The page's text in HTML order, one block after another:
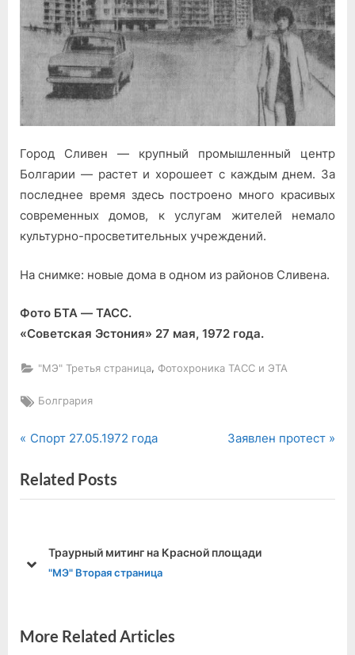
Город Сливен — крупный промышленный центр
Болгарии — растет и хорошеет с каждым днем. За
последнее время здесь построено много красивых
современных домов, к услугам жителей немало
культурно-просветительных учреждений.
На снимке: новые дома в одном из районов Сливена.
Фото БТА — ТАСС.
«Советская Эстония» 27 мая, 1972 года.
"МЭ" Третья страница, Фотохроника ТАСС и ЭТА
Tags:
Болгрария
Навигация
по
записям
P
e
v
u
s
Спорт 27.05.1972 года
N
t
s
Заявлен протест
Related Posts
Траурный митинг на Красной площади
"МЭ" Вторая страница
prev
next
More Related Articles